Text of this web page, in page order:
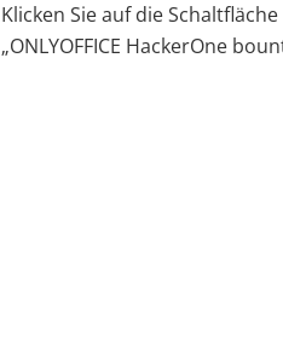
Klicken Sie auf die
„ONLYOFFICE HackerOne